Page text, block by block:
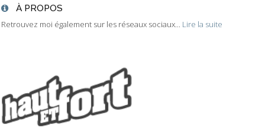
À PROPOS
Retrouvez moi également sur les réseaux sociaux... Lire la suite